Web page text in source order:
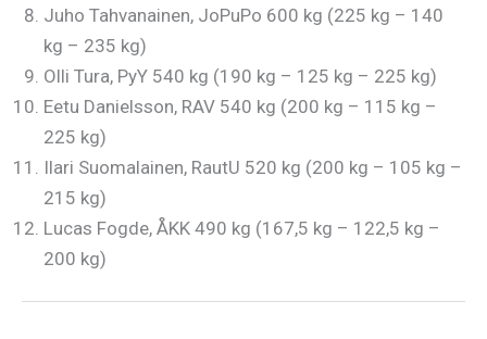
Juho Tahvanainen, JoPuPo 600 kg (225 kg – 140
kg – 235 kg)
Olli Tura, PyY 540 kg (190 kg – 125 kg – 225 kg)
Eetu Danielsson, RAV 540 kg (200 kg – 115 kg –
225 kg)
Ilari Suomalainen, RautU 520 kg (200 kg – 105 kg –
215 kg)
Lucas Fogde, ÅKK 490 kg (167,5 kg – 122,5 kg –
200 kg)